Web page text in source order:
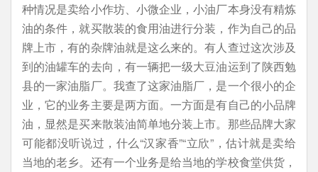
种情况是卖给小作坊、小微企业，小油厂本身没有精炼
油的条件，就买散装的食用油进行分装，作为自己的品
牌上市，有的杂牌油就是这么来的。有人查过这次涉及
到的油罐车的去向，有一辆把一级大豆油运到了陕西勉
县的一家油脂厂。我查了这家油脂厂，是一个很小的企
业，它的业务主要是两方面。一方面是有自己的小品牌
油，显然是买来散装油简单地分装上市。那些品牌大家
可能都没听说过，什么“汉家香”“立欣”，估计就是卖给
当地的老乡。还有一个业务是给当地的学校食堂供货，